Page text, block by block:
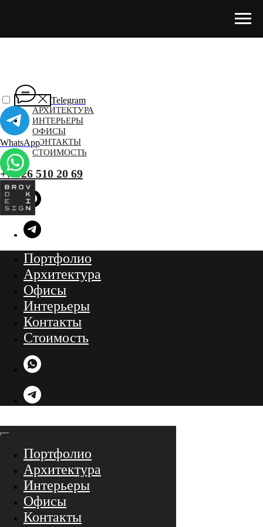
ПОРТФОЛИО
АРХИТЕКТУРА
ИНТЕРЬЕРЫ
ОФИСЫ
КОНТАКТЫ
СТОИМОСТЬ
+7 926 510 20 69
Telegram
WhatsApp
Портфолио
Архитектура
Офисы
Интерьеры
Контакты
Стоимость
Портфолио
Архитектура
Интерьеры
Офисы
Контакты